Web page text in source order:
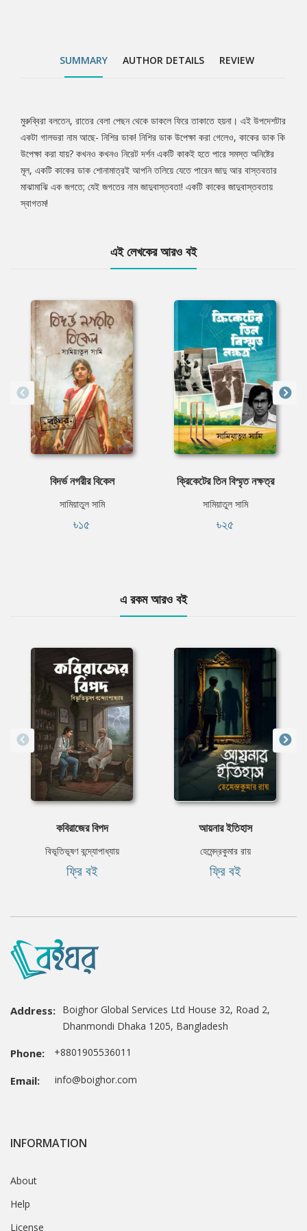
SUMMARY AUTHOR DETAILS REVIEW
Tab
Article
মুরুব্বিরা বলতেন, রাতের বেলা পেছন থেকে ডাকলে ফিরে তাকাতে হয়না। এই উপদেশটার
একটা গালভরা নাম আছে- নিশির ডাক! নিশির ডাক উপেক্ষা করা গেলেও, কাকের ডাক কি
উপেক্ষা করা যায়? কখনও কখনও নিরেট দর্শন একটি কাকই হতে পারে সমস্ত অনিষ্টের
মূল, একটি কাকের ডাক শোনামাত্রই আপনি তলিয়ে যেতে পারেন জাদু আর বাস্তবতার
মাঝামাঝি এক জগতে; যেই জগতের নাম জাদুবাস্তবতা! একটি কাকের জাদুবাস্তবতায়
স্বাগতম!
এই লেখকের আরও বই
বিদর্ভ নগরীর বিকেল
সামিয়াতুল সামি
৳১৫
ক্রিকেটের তিন বিস্মৃত নক্ষত্র
সামিয়াতুল সামি
৳২৫
এ রকম আরও বই
কবিরাজের বিপদ
বিভূতিভূষণ বন্দ্যোপাধ্যায়
ফ্রি বই
আয়নার ইতিহাস
হেমেন্দ্রকুমার রায়
ফ্রি বই
Address: Boighor Global Services Ltd House 32, Road 2,
Dhanmondi Dhaka 1205, Bangladesh
Phone: +8801905536011
Email: info@boighor.com
INFORMATION
About
Help
License